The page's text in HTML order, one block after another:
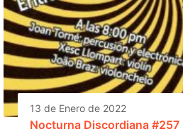
13 de Enero de 2022
Nocturna Discordiana #257